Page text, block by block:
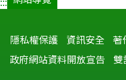
隱私權保護 資訊安全 著
政府網站資料開放宣告
雙